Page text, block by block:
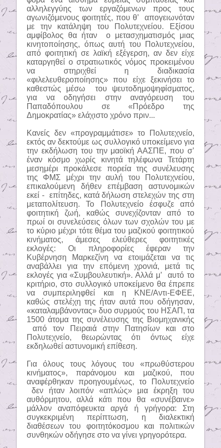
αλληλεγγύης των εργαζόμενων προς τους
αγωνιζόμενους φοιτητές, που θ’
απογειωνόταν
με την κατάληψη του Πολυτεχνείου. Εξίσου
αμφίβολος θα ήταν
ο μετασχηματισμός μιας
κινητοποίησης, όπως αυτή του Πολυτεχνείου,
από φοιτητική σε λαϊκή εξέγερση, αν δεν είχε
καταργηθεί ο στρατιωτικός νόμος προκειμένου
να στηριχθεί η διαδικασία
«φιλελευθεροποίησης» που είχε ξεκινήσει το
καθεστώς μέσω
του ψευτοδημοψηφίσματος,
για να οδηγήσει στην αναγόρευση του
Παπαδόπουλου σε «Πρόεδρο της
Δημοκρατίας» ελάχιστο χρόνο πριν...
Κανείς δεν «προγραμμάτισε» το Πολυτεχνείο,
εκτός αν δεκτούμε ως συλλογικό υποκείμενο για
την εκδήλωση του την μαοϊκή ΑΑΣΠΕ, που σ’
έναν κόσμο χωρίς κινητά τηλέφωνα Τετάρτη
μεσημέρι προκάλεσε πορεία της συνέλευσης
της ΦΜΣ μέχρι την αυλή του Πολυτεχνείου,
επικαλούμενη δήθεν επέμβαση αστυνομικών
εκεί - επίτηδες, κατά δήλωση στελεχών της στη
μεταπολίτευση. Το Πολυτεχνείο έσφυζε από
φοιτητική ζωή, καθώς συνεχίζονταν από το
πρωί οι συνελεύσεις όλων των σχολών του με
το κύριο μέχρι τότε θέμα του μαζικού φοιτητικού
κινήματος, άμεσες ελεύθερες φοιτητικές
εκλογές: Οι πληροφορίες έφεραν την
Κυβέρνηση Μαρκεζίνη να ετοιμάζεται να τις
αναβάλλει για την επόμενη χρονιά, μετά τις
εκλογές για «Συμβουλευτική». Αλλά μ’
αυτό το
κριτήριο, στο συλλογικό υποκείμενο θα έπρεπε
να συμπεριληφθεί και η ΚΝΕ/Αντι-ΕΦΕΕ,
καθώς στελέχη της ήταν αυτά που οδήγησαν,
«καταλαμβάνοντας» δυο συρμούς του ΗΣΑΠ, τα
1500 άτομα της συνέλευσης της Βιομηχανικής
από τον Πειραιά στην Πατησίων και στο
Πολυτεχνείο, θεωρώντας ότι όντως είχε
εκδηλωθεί αστυνομική επίθεση.
Για όλους τους λόγους του «πρωθύστερου
κινήματος», παράνομου και μαζικού, που
αναφέρθηκαν προηγουμένως, το Πολυτεχνείο
δεν ήταν λοιπόν «απλώς» μια έκρηξη του
αυθόρμητου, αλλά κάτι που θα «συνέβαινε»
μάλλον αναπόφευκτα αργά ή γρήγορα: Στη
συγκεκριμένη περίπτωση, η διαλεκτική
διαθέσεων του φοιτητόκοσμου και πολιτικών
συνθηκών οδήγησε στο να γίνει γρηγορότερα.